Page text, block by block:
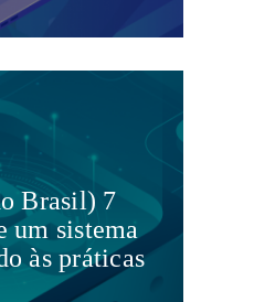
Brasil) 7
um sistema
às práticas